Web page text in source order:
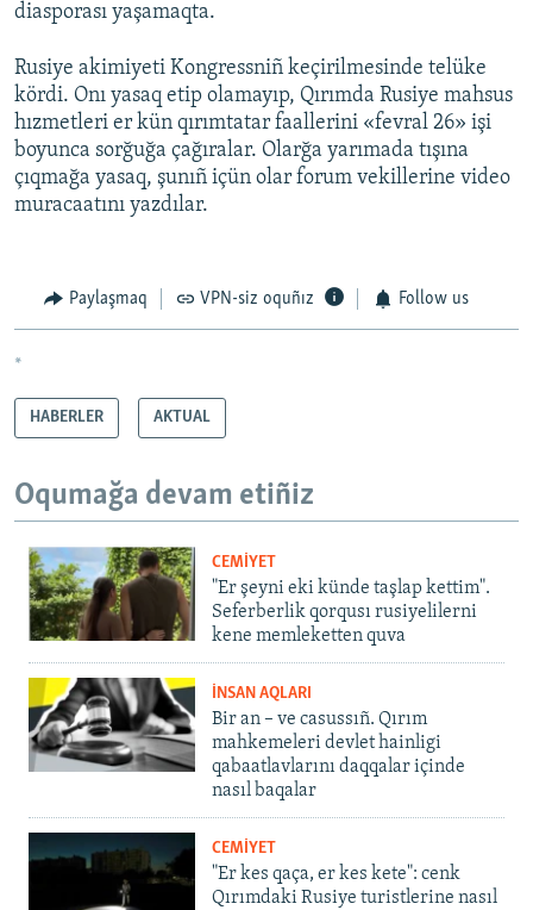
diasporası yaşamaqta.
Rusiye akimiyeti Kongressniñ keçirilmesinde telüke
kördi. Onı yasaq etip olamayıp, Qırımda Rusiye mahsus
hızmetleri er kün qırımtatar faallerini «fevral 26» işi
boyunca sorğuğa çağıralar. Olarğa yarımada tışına
çıqmağa yasaq, şunıñ içün olar forum vekillerine video
muracaatını yazdılar.
Paylaşmaq VPN-siz oquñız Follow us
*
HABERLER AKTUAL
Oqumağa devam etiñiz
CEMİYET
"Er şeyni eki künde taşlap kettim".
Seferberlik qorqusı rusiyelilerni
kene memleketten quva
İNSAN AQLARI
Bir an – ve casussıñ. Qırım
mahkemeleri devlet hainligi
qabaatlavlarını daqqalar içinde
nasıl baqalar
CEMİYET
"Er kes qaça, er kes kete": cenk
Qırımdaki Rusiye turistlerine nasıl